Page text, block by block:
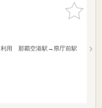
お気に入
りに追加
利用 那覇空港駅→県庁前駅